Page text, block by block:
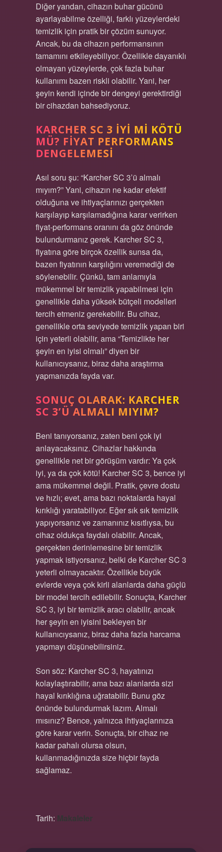
Diğer yandan, cihazın buhar gücünü
ayarlayabilme özelliği, farklı yüzeylerdeki
temizlik için pratik bir çözüm sunuyor.
Ancak, bu da cihazın performansının
tamamını etkileyebiliyor. Özellikle dayanıklı
olmayan yüzeylerde, çok fazla buhar
kullanımı bazen riskli olabilir. Yani, her
şeyin kendi içinde bir dengeyi gerektirdiği
bir cihazdan bahsediyoruz.
KARCHER SC 3 İYI MI KÖTÜ
MÜ? FIYAT PERFORMANS
DENGELEMESI
Asıl soru şu: “Karcher SC 3’ü almalı
mıyım?” Yani, cihazın ne kadar efektif
olduğuna ve ihtiyaçlarınızı gerçekten
karşılayıp karşılamadığına karar verirken
fiyat-performans oranını da göz önünde
bulundurmanız gerek. Karcher SC 3,
fiyatına göre birçok özellik sunsa da,
bazen fiyatının karşılığını veremediği de
söylenebilir. Çünkü, tam anlamıyla
mükemmel bir temizlik yapabilmesi için
genellikle daha yüksek bütçeli modelleri
tercih etmeniz gerekebilir. Bu cihaz,
genellikle orta seviyede temizlik yapan biri
için yeterli olabilir, ama “Temizlikte her
şeyin en iyisi olmalı” diyen bir
kullanıcıysanız, biraz daha araştırma
yapmanızda fayda var.
SONUÇ OLARAK: KARCHER
SC 3’Ü ALMALI MIYIM?
Beni tanıyorsanız, zaten beni çok iyi
anlayacaksınız. Cihazlar hakkında
genellikle net bir görüşüm vardır: Ya çok
iyi, ya da çok kötü! Karcher SC 3, bence iyi
ama mükemmel değil. Pratik, çevre dostu
ve hızlı; evet, ama bazı noktalarda hayal
kırıklığı yaratabiliyor. Eğer sık sık temizlik
yapıyorsanız ve zamanınız kısıtlıysa, bu
cihaz oldukça faydalı olabilir. Ancak,
gerçekten derinlemesine bir temizlik
yapmak istiyorsanız, belki de Karcher SC 3
yeterli olmayacaktır. Özellikle büyük
evlerde veya çok kirli alanlarda daha güçlü
bir model tercih edilebilir. Sonuçta, Karcher
SC 3, iyi bir temizlik aracı olabilir, ancak
her şeyin en iyisini bekleyen bir
kullanıcıysanız, biraz daha fazla harcama
yapmayı düşünebilirsiniz.
Son söz: Karcher SC 3, hayatınızı
kolaylaştırabilir, ama bazı alanlarda sizi
hayal kırıklığına uğratabilir. Bunu göz
önünde bulundurmak lazım. Almalı
mısınız? Bence, yalnızca ihtiyaçlarınıza
göre karar verin. Sonuçta, bir cihaz ne
kadar pahalı olursa olsun,
kullanmadığınızda size hiçbir fayda
sağlamaz.
Tarih: Makaleler